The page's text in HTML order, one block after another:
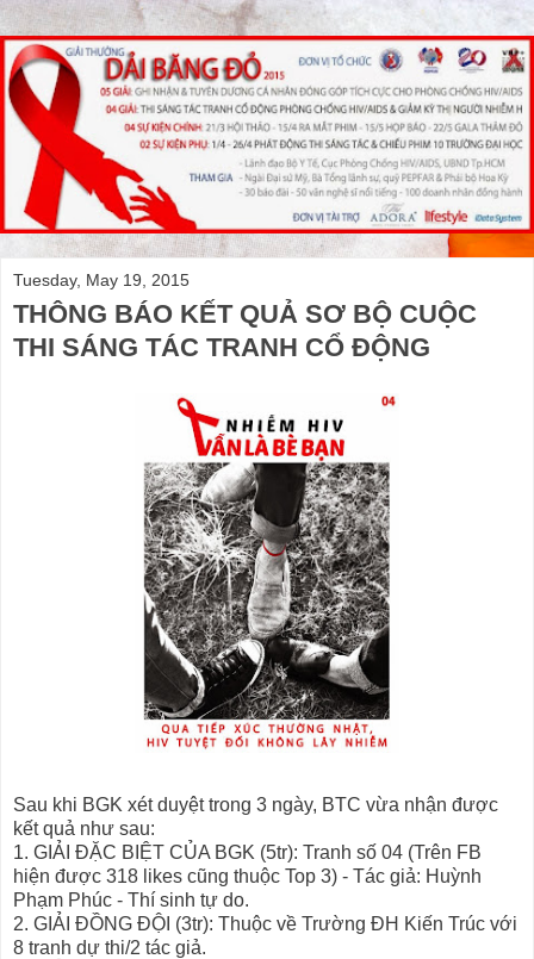
Tuesday, May 19, 2015
THÔNG BÁO KẾT QUẢ SƠ BỘ CUỘC
THI SÁNG TÁC TRANH CỔ ĐỘNG
Sau khi BGK xét duyệt trong 3 ngày, BTC vừa nhận được
kết quả như sau:
1. GIẢI ĐẶC BIỆT CỦA BGK (5tr): Tranh số 04 (Trên FB
hiện được 318 likes cũng thuộc Top 3) - Tác giả: Huỳnh
Phạm Phúc - Thí sinh tự do.
2. GIẢI ĐỒNG ĐỘI (3tr): Thuộc về Trường ĐH Kiến Trúc với
8 tranh dự thi/2 tác giả.